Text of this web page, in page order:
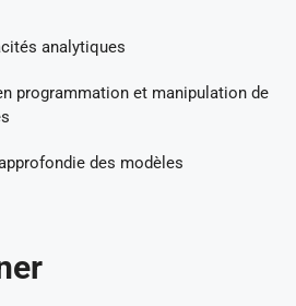
analytiques
programmation et manipulation de
des modèles